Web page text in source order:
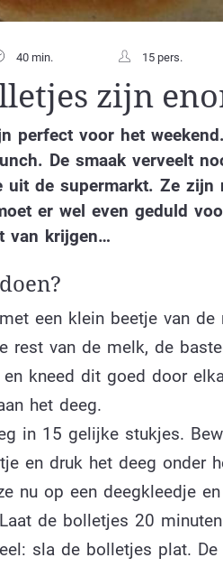
40 min. 15 pers.
zijn
perfect voor het
De smaak verveelt
uit de supermarkt. Ze
er wel even geduld
van krijgen…
een klein beetje van
rest van de melk, de
kneed dit goed door
het deeg.
in 15 gelijke stukjes.
en druk het deeg onder
nu op een deegkleedje
de bolletjes 20
sla de bolletjes plat.